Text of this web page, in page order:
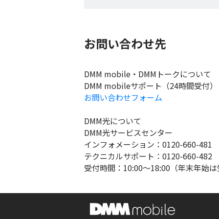
お問い合わせ先
DMM mobile・DMMトークについて
DMM mobileサポート（24時間受付）
お問い合わせフォーム
DMM光について
DMM光サービスセンター
インフォメーション：0120-660-481
テクニカルサポート：0120-660-482
受付時間：10:00～18:00（年末年始は